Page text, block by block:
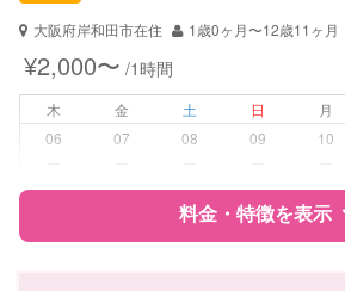
対応可能/特徴 子育て経験
病児対応
障がい児対応 対応可否は個
レッスン なし
大阪府岸和田市在住
1歳0ヶ月〜12歳11ヶ月
¥2,000〜 /1時間
木 金 土 日 月
06
07 08 09 10
料金・特徴を表示